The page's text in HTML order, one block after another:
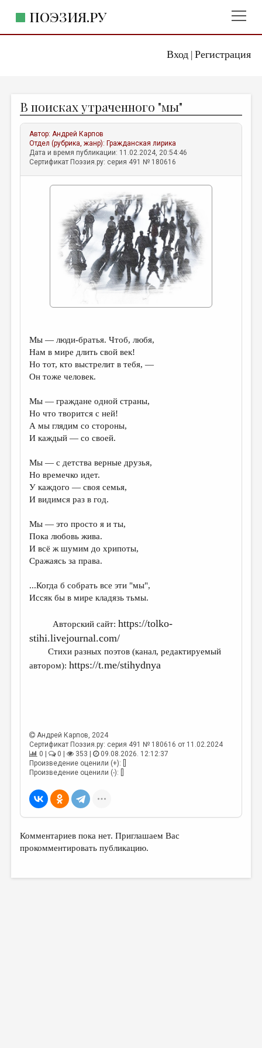
Вход| Регистрация
ПОЭЗИЯ.РУ
ЖАНРЫ
АВТОРЫ
КОММЕНТАРИИ
ЛИТСАЛОН
ПРАВИЛА САЙТА
ОТДЕЛЫ И РУБРИКИ
ИЗБРАННОЕ
КОНКУРСЫ
ДЕТСКАЯ КОМНАТА
КНИЖНАЯ ПОЛКА
ОБЗОР ЛИТЕРАТУРЫ
СТРАНИЦЫ ПАМЯТИ
ОБЪЯВЛЕНИЯ
КОЛОНКА РЕДАКТОРА
РЕДКОЛЛЕГИЯ
ОТ РЕДАКЦИИ
МАЛАЯ ПРОЗА
ЭССЕИСТИКА
ЛИТЕРАТУРОВЕДЕНИЕ
КУЛЬТУРОВЕДЕНИЕ
РЕЦЕНЗИРОВАНИЕ
ЦИКЛЫ ПУБЛИКАЦИЙ
ТРЕДИАКОВСКИЙ
В поисках утраченного "мы"
Автор:Андрей Карпов
Отдел (рубрика, жанр): Гражданская лирика
Дата и время публикации: 11.02.2024, 20:54:46
Сертификат Поэзия.ру: серия 491 № 180616
­­­Мы — люди-братья. Чтоб, любя,
Нам в мире длить свой век!
Но тот, кто выстрелит в тебя, —
Он тоже человек.
Мы — граждане одной страны,
Но что творится с ней!
А мы глядим со стороны,
И каждый — со своей.
Мы — с детства верные друзья,
Но времечко идет.
У каждого — своя семья,
И видимся раз в год.
Мы — это просто я и ты,
Пока любовь жива.
И всё ж шумим до хрипоты,
Сражаясь за права.
...Когда б собрать все эти "мы",
Иссяк бы в мире кладязь тьмы.
Авторский сайт: https://tolko-
stihi.livejournal.com/
Стихи разных поэтов (канал, редактируемый
автором): https://t.me/stihydnya
Андрей Карпов, 2024
Сертификат Поэзия.ру: серия 491 № 180616 от 11.02.2024
0 |
0 | 353 |
09.08.2026. 12:12:37
Произведение оценили (+): []
Произведение оценили (-): []
Комментариев пока нет. Приглашаем Вас
прокомментировать публикацию.